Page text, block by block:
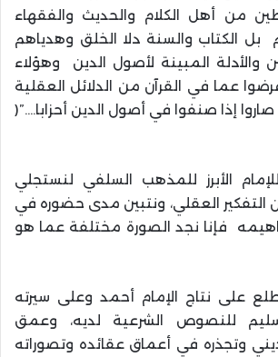
من أهل الكلام والحديث والفقهاء
بل الكتاب والسنة دلا الخلق وهدياهم
والأدلة المبينة لأصول الدين وهؤلاء
عما في القرآن من الدلائل العقلية
صاروا إذا صنفوا في أصول الدين أحزابا….”(
الأبرز للمذهب السلفي لنستجلي
العقلي، ونتبين مدى حضوره في
فإنا نجد الصورة مختلفة عما هو
على نتاج الإمام أحمد وعلى سيرته
للنصوص الشرعية لديه، وعمق
وتجذره في أعماق عقائده وتصوراته